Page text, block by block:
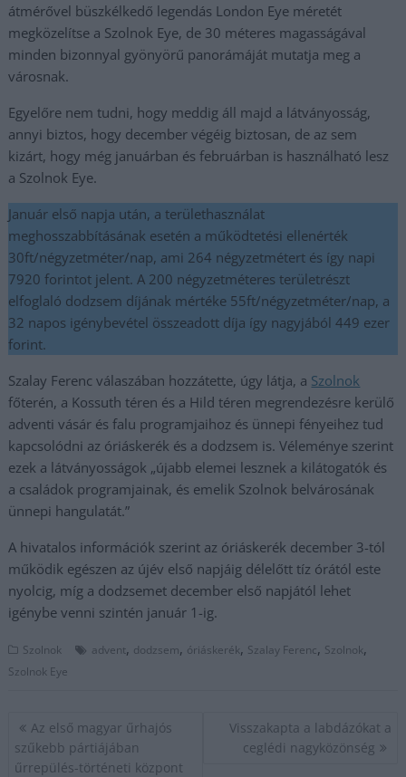
átmérővel büszkélkedő legendás London Eye méretét
megközelítse a Szolnok Eye, de 30 méteres magasságával
minden bizonnyal gyönyörű panorámáját mutatja meg a
városnak.
Egyelőre nem tudni, hogy meddig áll majd a látványosság,
annyi biztos, hogy december végéig biztosan, de az sem
kizárt, hogy még januárban és februárban is használható lesz
a Szolnok Eye.
Január első napja után, a területhasználat
meghosszabbításának esetén a működtetési ellenérték
30ft/négyzetméter/nap, ami 264 négyzetmétert és így napi
7920 forintot jelent. A 200 négyzetméteres területrészt
elfoglaló dodzsem díjának mértéke 55ft/négyzetméter/nap, a
32 napos igénybevétel összeadott díja így nagyjából 449 ezer
forint.
Szalay Ferenc válaszában hozzátette, úgy látja, a Szolnok
főterén, a Kossuth téren és a Hild téren megrendezésre kerülő
adventi vásár és falu programjaihoz és ünnepi fényeihez tud
kapcsolódni az óriáskerék és a dodzsem is. Véleménye szerint
ezek a látványosságok „újabb elemei lesznek a kilátogatók és
a családok programjainak, és emelik Szolnok belvárosának
ünnepi hangulatát.”
A hivatalos információk szerint az óriáskerék december 3-tól
működik egészen az újév első napjáig délelőtt tíz órától este
nyolcig, míg a dodzsemet december első napjától lehet
igénybe venni szintén január 1-ig.
Szolnok advent, dodzsem, óriáskerék, Szalay Ferenc, Szolnok,
Szolnok Eye
Bejegyzés
navigáció
Az első magyar űrhajós
szűkebb pártiájában
űrrepülés-történeti központ
Visszakapta a labdázókat a
ceglédi nagyközönség